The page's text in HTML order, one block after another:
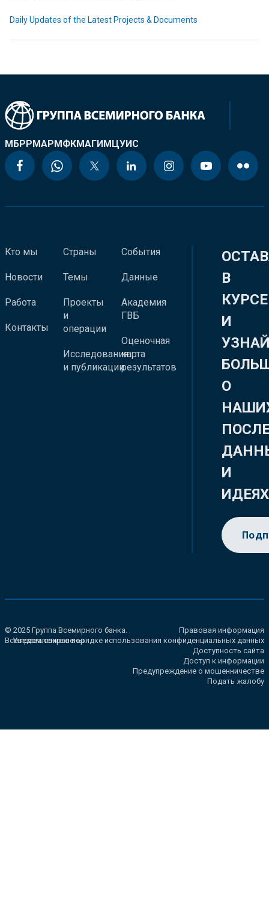
Daily Updates of the Latest Projects & Documents
МБРРМАРМФКМАГИМЦУИС
Кто мы
Новости
Работа
Контакты
Страны
Темы
Проекты
и
операции
Исследования
и публикации
События
Данные
Академия
ГВБ
Оценочная
карта
результатов
В
КУРСЕ
И
О
И
ИДЕЯХ
© 2025 Группа Всемирного банка.
Все права сохранены.
Правовая информация
Уведомление о порядке использования конфиденциальных данных
Доступность сайта
Доступ к информации
Предупреждение о мошенничестве
Подать жалобу